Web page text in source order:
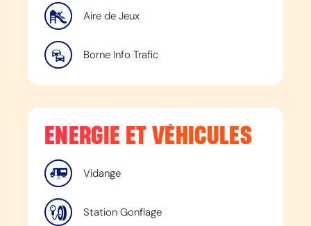
Aire de Jeux
Borne Info Trafic
ENERGIE ET VÉHICULES
Vidange
Station Gonflage